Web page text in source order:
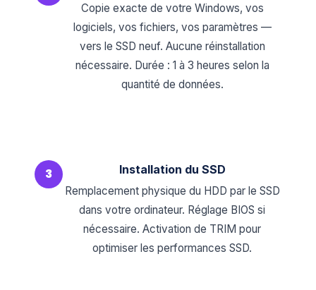
Copie exacte de votre Windows, vos
logiciels, vos fichiers, vos paramètres —
vers le SSD neuf. Aucune réinstallation
nécessaire. Durée : 1 à 3 heures selon la
quantité de données.
3 Installation du SSD
Remplacement physique du HDD par le SSD
dans votre ordinateur. Réglage BIOS si
nécessaire. Activation de TRIM pour
optimiser les performances SSD.